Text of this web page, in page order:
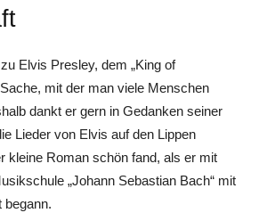
Elvis Presley, dem „King of
Sache, mit der man viele Menschen
dankt er gern in Gedanken seiner
Lieder von Elvis auf den Lippen
kleine Roman schön fand, als er mit
„Johann Sebastian Bach“ mit
begann.